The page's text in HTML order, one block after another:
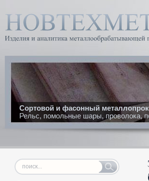
Сортовой и фасонный
Рельс, помольные шары, проволока,